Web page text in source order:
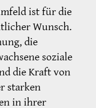
ist für die
Wunsch.
die
soziale
die Kraft von
starken
in ihrer